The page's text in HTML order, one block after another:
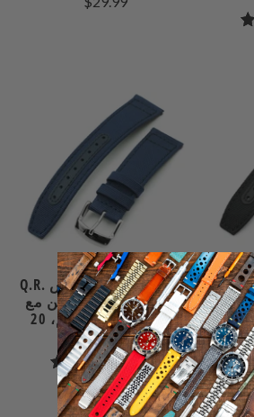
Q.R. سوار ساعة من قماش
الشراع الأزرق الداكن مع
بطانة جلدية، 19 مم، 20
مم أو 23 مم
(1)1
إجمالي
المراجعات
$29.99
Q.R. سوار ساعة من قماش
جلدية، 19 مم، 20 مم أو 23